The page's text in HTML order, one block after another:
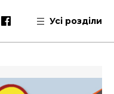
Усі розділи